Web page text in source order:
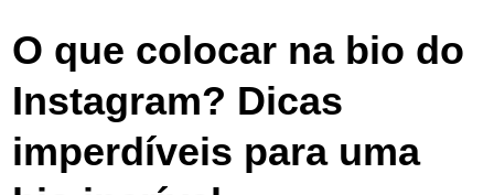
O que colocar na bio do
Instagram? Dicas
imperdíveis para uma